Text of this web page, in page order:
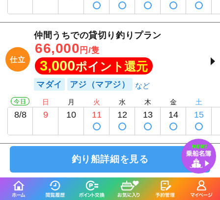
仕立
仲間うちでの貸切り釣りプラン
66,000 円/隻
3,000ポイント還元
マダイ アジ（マアジ）
今日
8/8
日
9
月
10
火
11
水
12
木
13
金
14
土
15
釣り船詳細を見る